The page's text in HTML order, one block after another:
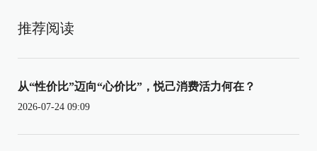
推荐阅读
从“性价比”迈向“心价比”，悦己消费活力何在？
2026-07-24 09:09